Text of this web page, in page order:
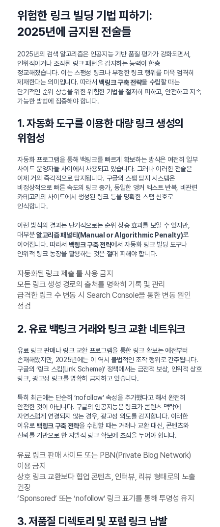
위험한 링크 빌딩 기법 피하기:
2025년에 금지된 전술들
2025년의 검색 알고리즘은 인공지능 기반 품질 평가가 강화되면서,
인위적이거나 조작된 링크 패턴을 감지하는 능력이 한층
정교해졌습니다. 이는 스팸성 링크나 부정한 링크 행위를 더욱 엄격히
제재한다는 의미입니다. 따라서 백링크 구축 전략을 수립할 때는
단기적인 순위 상승을 위한 위험한 기법을 철저히 피하고, 안전하고 지속
가능한 방법에 집중해야 합니다.
1. 자동화 도구를 이용한 대량 링크 생성의
위험성
자동화 프로그램을 통해 백링크를 빠르게 확보하는 방식은 여전히 일부
사이트 운영자들 사이에서 사용되고 있습니다. 그러나 이러한 전술은
이제 거의 즉각적으로 탐지됩니다. 구글의 스팸 탐지 시스템은
비정상적으로 빠른 속도의 링크 증가, 동일한 앵커 텍스트 반복, 비관련
카테고리의 사이트에서 생성된 링크 등을 명확한 스팸 신호로
인식합니다.
이런 방식의 결과는 단기적으로는 순위 상승 효과를 보일 수 있지만,
대부분알고리즘 패널티(Manual or Algorithmic Penalty)로
이어집니다. 따라서 백링크 구축 전략에서 자동화 링크 빌딩 도구나
인위적 링크 농장을 활용하는 것은 절대 피해야 합니다.
자동화된 링크 제출 툴 사용 금지
모든 링크 생성 경로의 출처를 명확히 기록 및 관리
급격한 링크 수 변동 시 Search Console을 통한 변동 원인
점검
2. 유료 백링크 거래와 링크 교환 네트워크
유료 링크 판매나 링크 교환 프로그램을 통한 링크 확보는 예전부터
존재해왔지만, 2025년에는 이 역시 불법적인 조작 행위로 간주됩니다.
구글의 ‘링크 스킴(Link Scheme)’ 정책에서는 금전적 보상, 인위적 상호
링크, 광고성 링크를 명확히 금지하고 있습니다.
특히 최근에는 단순히 ‘nofollow’ 속성을 추가했다고 해서 완전히
안전한 것이 아닙니다. 구글의 인공지능은 링크가 콘텐츠 맥락에
자연스럽게 연결되지 않는 경우, 광고성 의도를 감지합니다. 이러한
이유로 백링크 구축 전략을 수립할 때는 거래나 교환 대신, 콘텐츠와
신뢰를 기반으로 한 자발적 링크 확보에 초점을 두어야 합니다.
유료 링크 판매 사이트 또는 PBN(Private Blog Network)
이용 금지
상호 링크 교환보다 협업 콘텐츠, 인터뷰, 리뷰 형태로의 노출
권장
‘Sponsored’ 또는 ‘nofollow’ 링크 표기를 통해 투명성 유지
3. 저품질 디렉토리 및 포럼 링크 남발